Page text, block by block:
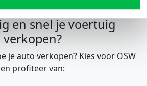
en snel je voertuig
verkopen?
je auto verkopen? Kies voor OSW
en profiteer van: